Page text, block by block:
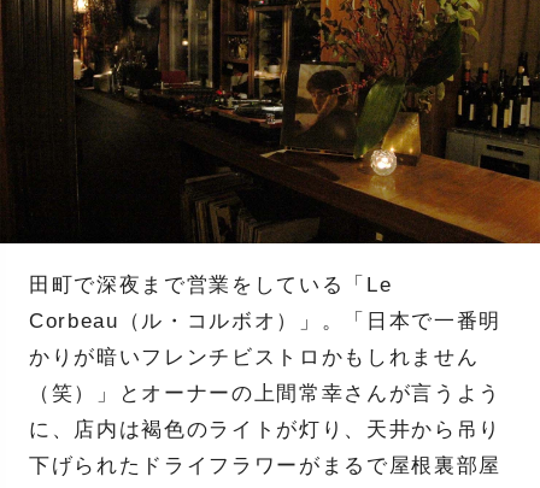
田町で深夜まで営業をしている「Le
Corbeau（ル・コルボオ）」。「日本で一番明
かりが暗いフレンチビストロかもしれません
（笑）」とオーナーの上間常幸さんが言うよう
に、店内は褐色のライトが灯り、天井から吊り
下げられたドライフラワーがまるで屋根裏部屋